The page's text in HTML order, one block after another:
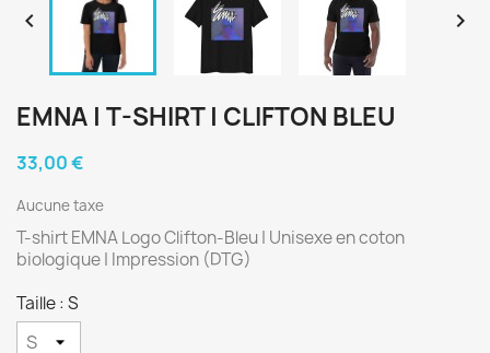
 
EMNA | T-SHIRT | CLIFTON BLEU
33,00 €
Aucune taxe
T-shirt EMNA Logo Clifton-Bleu | Unisexe en coton
biologique | Impression (DTG)
Taille : S